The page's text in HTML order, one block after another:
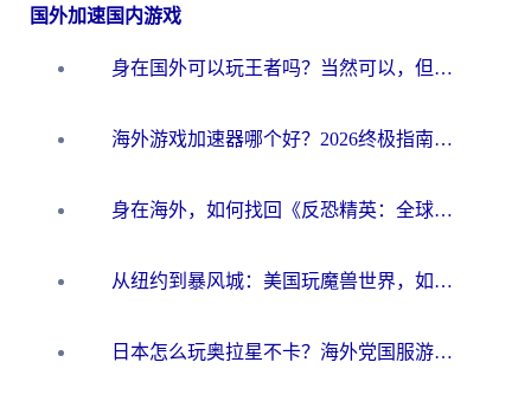
国外加速国内游戏
身在国外可以玩王者吗？当然可以，但你需要这份“加速”指南
海外游戏加速器哪个好？2026终极指南帮你畅玩国服+解决卡顿难题
身在海外，如何找回《反恐精英：全球攻势》国服的丝滑手感？一份给你的终极指南
从纽约到暴风城：美国玩魔兽世界，如何找到你的最佳网络航线
日本怎么玩奥拉星不卡？海外党国服游戏加速器选择全攻略